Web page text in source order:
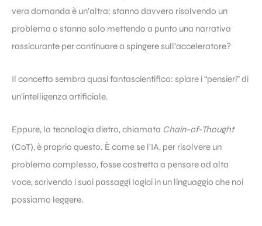
vera domanda è un’altra: stanno davvero risolvendo un
problema o stanno solo mettendo a punto una narrativa
rassicurante per continuare a spingere sull’acceleratore?
Il concetto sembra quasi fantascientifico: spiare i “pensieri” di
un’intelligenza artificiale.
Eppure, la tecnologia dietro, chiamata Chain-of-Thought
(CoT), è proprio questo. È come se l’IA, per risolvere un
problema complesso, fosse costretta a pensare ad alta
voce, scrivendo i suoi passaggi logici in un linguaggio che noi
possiamo leggere.